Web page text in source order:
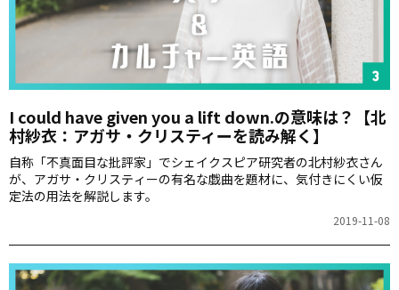
I could have given you a lift down.の意味は？【北
村紗衣：アガサ・クリスティーを読み解く】
自称「不真面目な批評家」でシェイクスピア研究者の北村紗衣さん
が、アガサ・クリスティーの有名な戯曲を題材に、気付きにくい仮
定法の用法を解説します。
2019-11-08